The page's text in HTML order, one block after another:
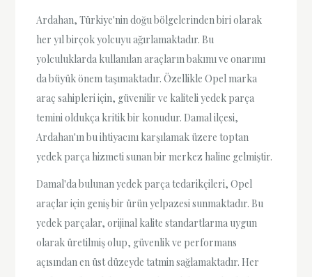
Ardahan, Türkiye'nin doğu bölgelerinden biri olarak
her yıl birçok yolcuyu ağırlamaktadır. Bu
yolculuklarda kullanılan araçların bakımı ve onarımı
da büyük önem taşımaktadır. Özellikle Opel marka
araç sahipleri için, güvenilir ve kaliteli yedek parça
temini oldukça kritik bir konudur. Damal ilçesi,
Ardahan'ın bu ihtiyacını karşılamak üzere toptan
yedek parça hizmeti sunan bir merkez haline gelmiştir.
Damal'da bulunan yedek parça tedarikçileri, Opel
araçlar için geniş bir ürün yelpazesi sunmaktadır. Bu
yedek parçalar, orijinal kalite standartlarına uygun
olarak üretilmiş olup, güvenlik ve performans
açısından en üst düzeyde tatmin sağlamaktadır. Her